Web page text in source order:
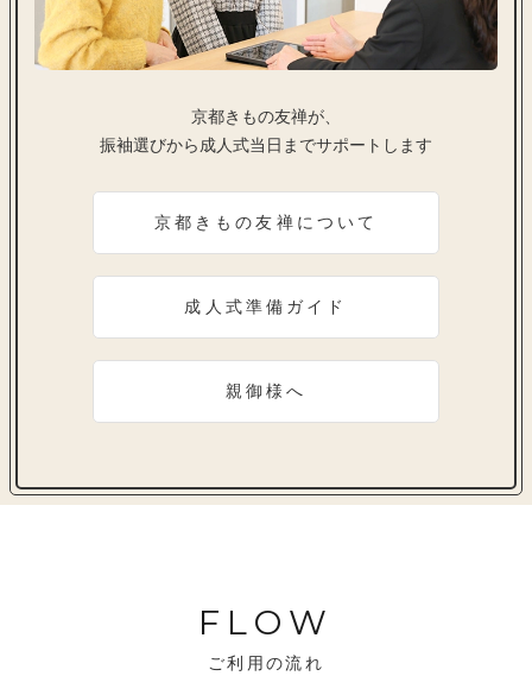
京都きもの友禅が、
振袖選びから成人式当日までサポートします
京都きもの友禅について
成人式準備ガイド
親御様へ
FLOW
ご利用の流れ